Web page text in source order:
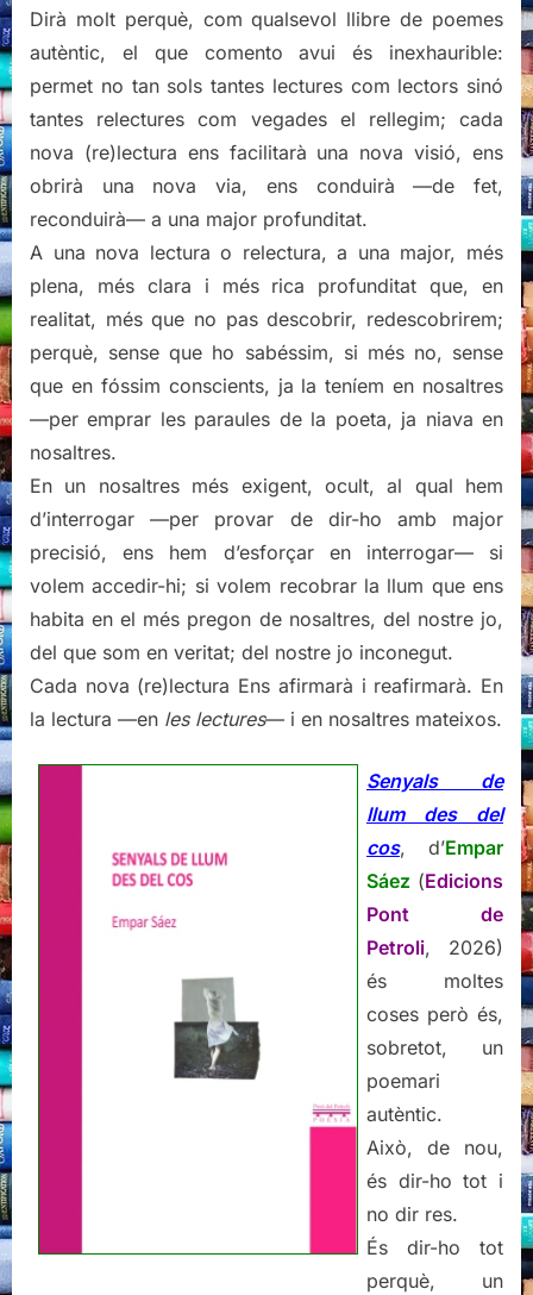
Dirà molt perquè, com qualsevol llibre de poemes
autèntic, el que comento avui és inexhaurible:
permet no tan sols tantes lectures com lectors sinó
tantes relectures com vegades el rellegim; cada
nova (re)lectura ens facilitarà una nova visió, ens
obrirà una nova via, ens conduirà —de fet,
reconduirà— a una major profunditat.
A una nova lectura o relectura, a una major, més
plena, més clara i més rica profunditat que, en
realitat, més que no pas descobrir, redescobrirem;
perquè, sense que ho sabéssim, si més no, sense
que en fóssim conscients, ja la teníem en nosaltres
—per emprar les paraules de la poeta, ja niava en
nosaltres.
En un nosaltres més exigent, ocult, al qual hem
d’interrogar —per provar de dir-ho amb major
precisió, ens hem d’esforçar en interrogar— si
volem accedir-hi; si volem recobrar la llum que ens
habita en el més pregon de nosaltres, del nostre jo,
del que som en veritat; del nostre jo inconegut.
Cada nova (re)lectura Ens afirmarà i reafirmarà. En
la lectura —en les lectures­— i en nosaltres mateixos.
Senyals de
llum des del
cos, d’Empar
Sáez (Edicions
Pont de
Petroli, 2026)
és moltes
coses però és,
sobretot, un
poemari
autèntic.
Això, de nou,
és dir-ho tot i
no dir res.
És dir-ho tot
perquè, un